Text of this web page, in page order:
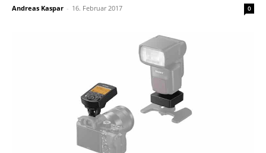
Andreas Kaspar - 16. Februar 2017 0